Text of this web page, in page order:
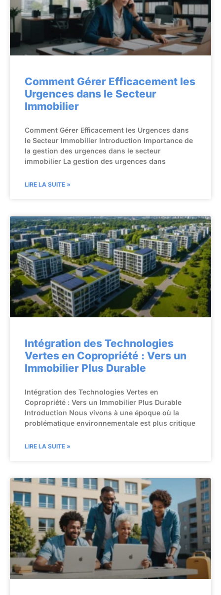
Comment Gérer Efficacement les
Urgences dans le Secteur
Immobilier
Comment Gérer Efficacement les Urgences dans
le Secteur Immobilier Introduction Importance de
la gestion des urgences dans le secteur
immobilier La gestion des urgences dans
LIRE LA SUITE »
Intégration des Technologies
Vertes en Copropriété : Vers un
Immobilier Plus Durable
Intégration des Technologies Vertes en
Copropriété : Vers un Immobilier Plus Durable
Introduction Nous vivons à une époque où la
problématique environnementale est plus critique
LIRE LA SUITE »